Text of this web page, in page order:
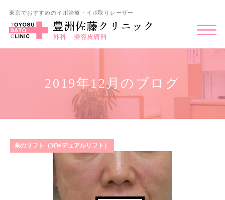
東京でおすすめのイボ治療・イボ取りレーザー
2019年12月のブログ
糸のリフト（MWデュアルリフト）